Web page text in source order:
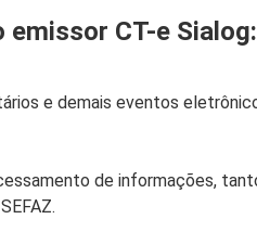
CT-e Sialog:
e demais eventos
de informações,